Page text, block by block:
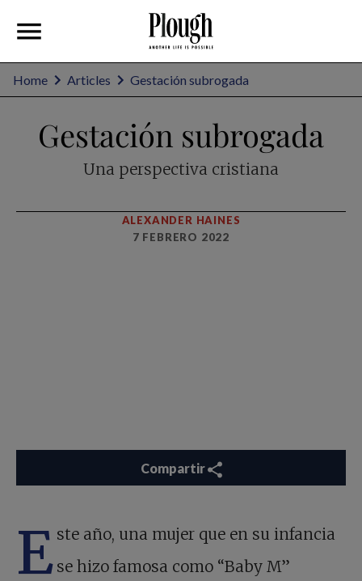
Home Articles Gestación subrogada
Gestación subrogada
Una perspectiva cristiana
ALEXANDER HAINES
7 FEBRERO 2022
Compartir
E ste año, una mujer que en su infancia
se hizo famosa como “Baby M”